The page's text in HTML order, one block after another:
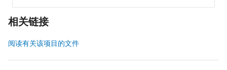
相关链接
阅读有关该项目的文件